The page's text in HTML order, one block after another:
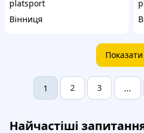
platsport
Вінниця
1 2 3 ...
Найчастіші